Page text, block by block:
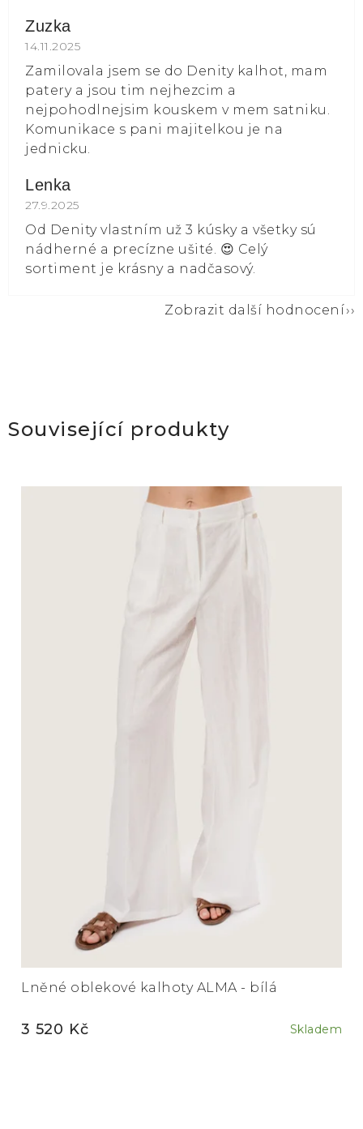
Zuzka
Hodnocení obchodu je 5 z 5 hvězdiček.
14.11.2025
Zamilovala jsem se do Denity kalhot, mam
patery a jsou tim nejhezcim a
nejpohodlnejsim kouskem v mem satniku.
Komunikace s pani majitelkou je na
jednicku.
Lenka
Hodnocení obchodu je 5 z 5 hvězdiček.
27.9.2025
Od Denity vlastním už 3 kúsky a všetky sú
nádherné a precízne ušité. 😍 Celý
sortiment je krásny a nadčasový.
Zobrazit další hodnocení
Související produkty
Lněné oblekové kalhoty ALMA - bílá
Skladem
3 520 Kč